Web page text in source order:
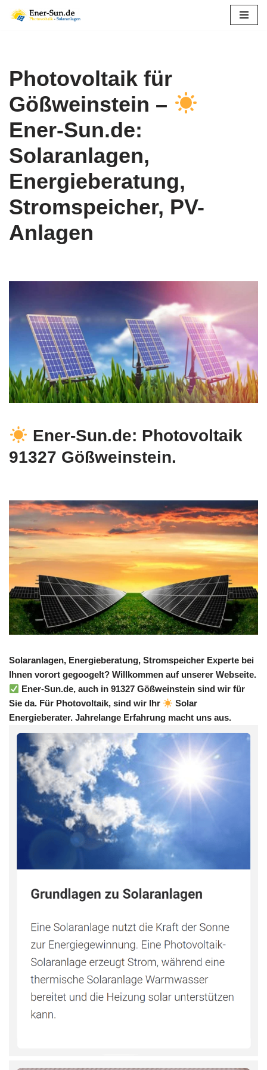
Photovoltaik für
Gößweinstein –
Ener-Sun.de:
Solaranlagen,
Energieberatung,
Stromspeicher, PV-
Anlagen
Ener-Sun.de: Photovoltaik
91327 Gößweinstein.
Solaranlagen, Energieberatung, Stromspeicher Experte bei
Ihnen vorort gegoogelt? Willkommen auf unserer Webseite.
Ener-Sun.de, auch in 91327 Gößweinstein sind wir für
Sie da. Für Photovoltaik, sind wir Ihr
Solar
Energieberater. Jahrelange Erfahrung macht uns aus.